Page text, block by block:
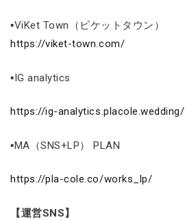
▪ViKet Town（ビケットタウン）
https://viket-town.com/
▪IG analytics
https://ig-analytics.placole.wedding/
▪MA（SNS+LP） PLAN
https://pla-cole.co/works_lp/
【運営SNS】